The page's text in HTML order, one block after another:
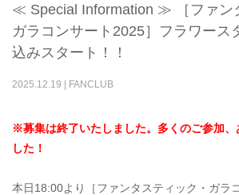
≪ Special Information ≫ ［ファン
ガラコンサート2025］フラワース
込みスタート！！
2025.12.19 FANCLUB
※募集は終了いたしました。多くのご参加、
した！
本日18:00より［ファンタスティック・ガラ